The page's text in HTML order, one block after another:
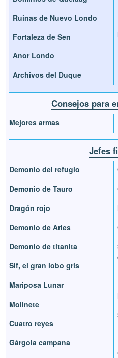
Ruinas de Nuevo Londo
Fortaleza de Sen
Anor Londo
Archivos del Duque
Consejos para
Mejores armas
Jefes
Demonio del refugio
Demonio de Tauro
Dragón rojo
Demonio de Aries
Demonio de titanita
Sif, el gran lobo gris
Mariposa Lunar
Molinete
Cuatro reyes
Gárgola campana